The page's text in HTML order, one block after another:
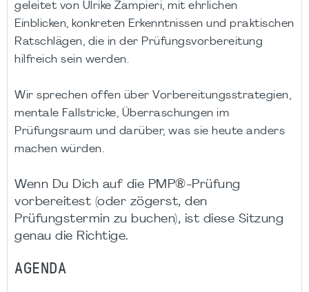
geleitet von Ulrike Zampieri, mit ehrlichen
Einblicken, konkreten Erkenntnissen und praktischen
Ratschlägen, die in der Prüfungsvorbereitung
hilfreich sein werden.
Wir sprechen offen über Vorbereitungsstrategien,
mentale Fallstricke, Überraschungen im
Prüfungsraum und darüber, was sie heute anders
machen würden.
Wenn Du Dich auf die PMP®-Prüfung
vorbereitest (oder zögerst, den
Prüfungstermin zu buchen), ist diese Sitzung
genau die Richtige.
AGENDA